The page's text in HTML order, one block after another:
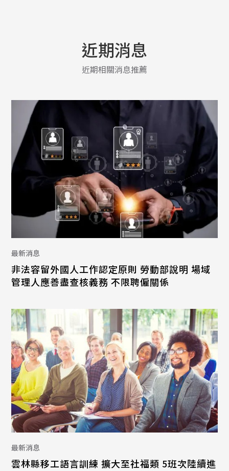
近期消息
近期相關消息推薦
最新消息
非法容留外國人工作認定原則 勞動部說明 場域
管理人應善盡查核義務 不限聘僱關係
最新消息
雲林縣移工語言訓練 擴大至社福類 5班次陸續進